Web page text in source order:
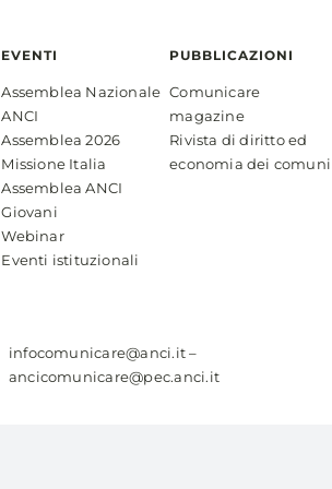
EVENTI
Assemblea Nazionale
ANCI
Assemblea 2026
Missione Italia
Assemblea ANCI
Giovani
Webinar
Eventi istituzionali
PUBBLICAZIONI
Comunicare
magazine
Rivista di diritto ed
economia dei comuni
infocomunicare@anci.it–
ancicomunicare@pec.anci.it